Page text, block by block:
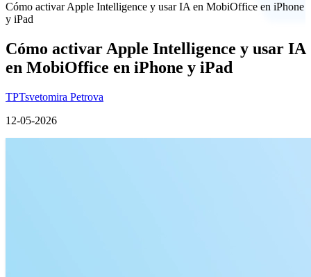
Cómo activar Apple Intelligence y usar IA en MobiOffice en iPhone
y iPad
Cómo activar Apple Intelligence y usar IA
en MobiOffice en iPhone y iPad
TPTsvetomira Petrova
12-05-2026